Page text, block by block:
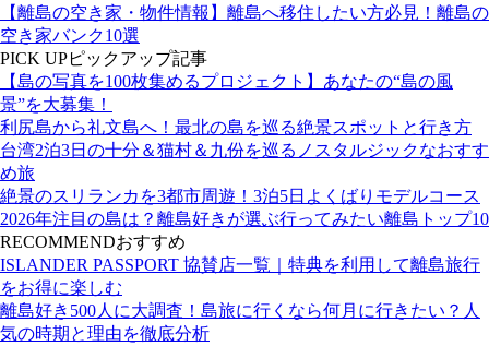
【離島の空き家・物件情報】離島へ移住したい方必見！離島の
空き家バンク10選
PICK UPピックアップ記事
【島の写真を100枚集めるプロジェクト】あなたの“島の風
景”を大募集！
利尻島から礼文島へ！最北の島を巡る絶景スポットと行き方
台湾2泊3日の十分＆猫村＆九份を巡るノスタルジックなおすす
め旅
絶景のスリランカを3都市周遊！3泊5日よくばりモデルコース
2026年注目の島は？離島好きが選ぶ行ってみたい離島トップ10
RECOMMENDおすすめ
ISLANDER PASSPORT 協賛店一覧｜特典を利用して離島旅行
をお得に楽しむ
離島好き500人に大調査！島旅に行くなら何月に行きたい？人
気の時期と理由を徹底分析